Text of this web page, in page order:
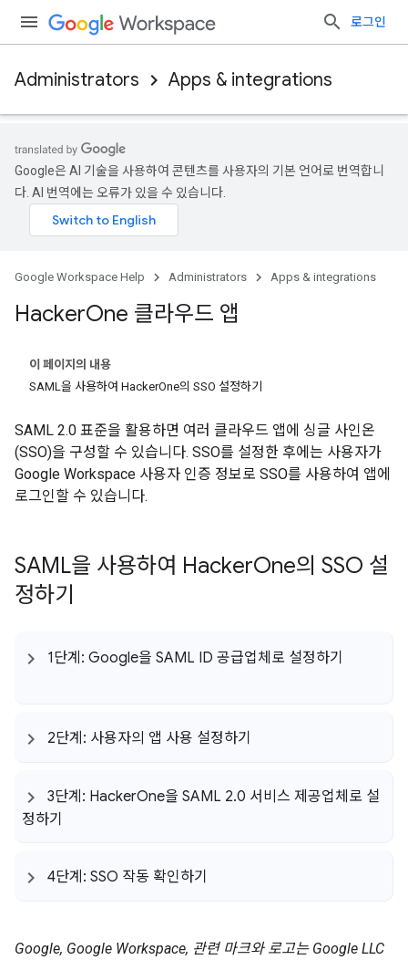
로그인
Administrators Apps & integrations
Google은 AI 기술을 사용하여 콘텐츠를 사용자의 기본 언어로 번역합니
다. AI 번역에는 오류가 있을 수 있습니다.
Google Workspace Help Administrators Apps & integrations
HackerOne 클라우드 앱
이 페이지의 내용
SAML을 사용하여 HackerOne의 SSO 설정하기
SAML 2.0 표준을 활용하면 여러 클라우드 앱에 싱글 사인온
(SSO)을 구성할 수 있습니다. SSO를 설정한 후에는 사용자가
Google Workspace 사용자 인증 정보로 SSO를 사용하여 앱에
로그인할 수 있습니다.
SAML을 사용하여 HackerOne의 SSO 설
정하기
1단계: Google을 SAML ID 공급업체로 설정하기
2단계: 사용자의 앱 사용 설정하기
3단계: HackerOne을 SAML 2.0 서비스 제공업체로 설
정하기
4단계: SSO 작동 확인하기
Google, Google Workspace, 관련 마크와 로고는 Google LLC